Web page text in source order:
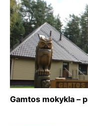
Gamtos mokykla –